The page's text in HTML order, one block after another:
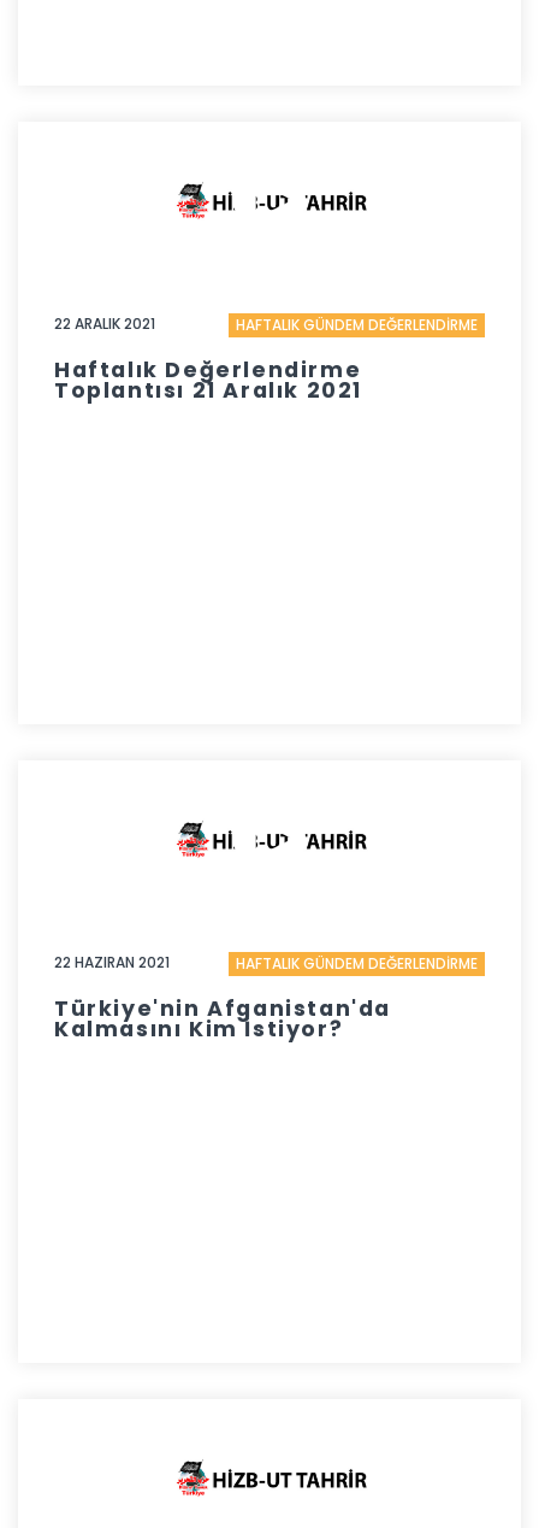
22 ARALIK 2021 HAFTALIK GÜNDEM DEĞERLENDİRME
Haftalık Değerlendirme
Toplantısı 21 Aralık 2021
22 HAZIRAN 2021 HAFTALIK GÜNDEM DEĞERLENDİRME
Türkiye'nin Afganistan'da
Kalmasını Kim İstiyor?